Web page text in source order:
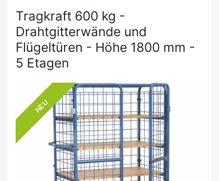
Tragkraft 600 kg -
Drahtgitterwände und
Flügeltüren - Höhe 1800 mm -
5 Etagen
NEU